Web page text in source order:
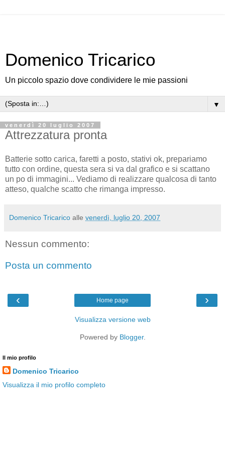
Domenico Tricarico
Un piccolo spazio dove condividere le mie passioni
▼
venerdì 20 luglio 2007
Attrezzatura pronta
Batterie sotto carica, faretti a posto, stativi ok, prepariamo
tutto con ordine, questa sera si va dal grafico e si scattano
un po di immagini... Vediamo di realizzare qualcosa di tanto
atteso, qualche scatto che rimanga impresso.
Domenico Tricarico alle venerdì, luglio 20, 2007
Nessun commento:
Posta un commento
‹ ›
Home page
Visualizza versione web
Powered by Blogger.
Il mio profilo
Domenico Tricarico
Visualizza il mio profilo completo